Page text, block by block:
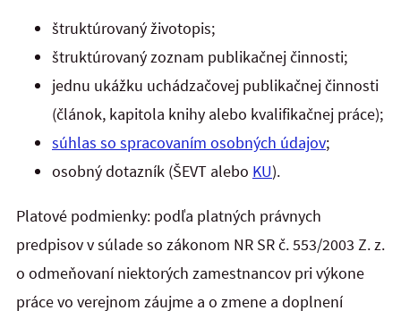
štruktúrovaný životopis;
štruktúrovaný zoznam publikačnej činnosti;
jednu ukážku uchádzačovej publikačnej činnosti
(článok, kapitola knihy alebo kvalifikačnej práce);
súhlas so spracovaním osobných údajov;
osobný dotazník (ŠEVT alebo KU).
Platové podmienky: podľa platných právnych
predpisov v súlade so zákonom NR SR č. 553/2003 Z. z.
o odmeňovaní niektorých zamestnancov pri výkone
práce vo verejnom záujme a o zmene a doplnení